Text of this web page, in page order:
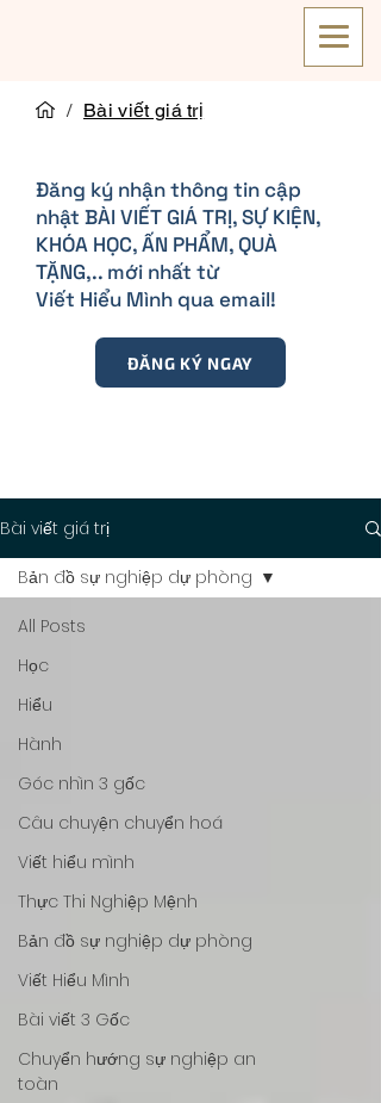
/ Bài viết giá trị
Đăng ký nhận thông tin cập
nhật BÀI VIẾT GIÁ TRỊ, SỰ KIỆN,
KHÓA HỌC, ẤN PHẨM, QUÀ
TẶNG,.. mới nhất từ
Viết Hiểu Mình qua email!
ĐĂNG KÝ NGAY
Bài viết giá trị
All Posts
Học
Hiểu
Hành
Góc nhìn 3 gốc
Câu chuyện chuyển hoá
Viết hiểu mình
Thực Thi Nghiệp Mệnh
Bản đồ sự nghiệp dự phòng
Viết Hiểu Mình
Bài viết 3 Gốc
Chuyển hướng sự nghiệp an
toàn
Bản đồ sự nghiệp dự phòng